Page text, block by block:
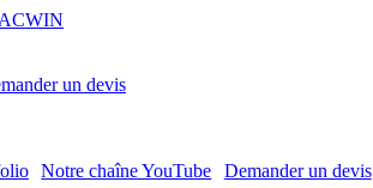
un devis
Notre chaîne YouTube
Demander un devis